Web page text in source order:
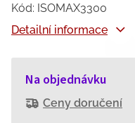
Na objednávku
Ceny doručení
Detailní informace
Kód: ISOMAX3300